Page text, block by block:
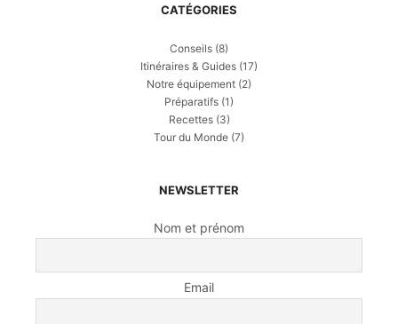
CATÉGORIES
Conseils (8)
Itinéraires & Guides (17)
Notre équipement (2)
Préparatifs (1)
Recettes(3)
Tour du Monde (7)
NEWSLETTER
Nom et prénom
Email